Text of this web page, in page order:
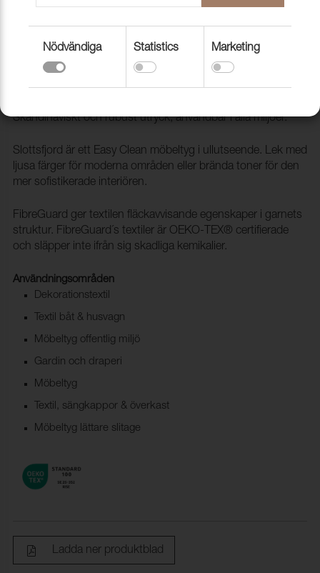
Tyg Slottsfjord 3 Teal
1030714
Skandinaviskt och rubust utryck, användbar i alla miljöer.
Slottsfjord är ett Easy Clean möbeltyg i ullutseende. Lek med
ljusa färger för moderna områden eller brända toner för den
mer sofistikerade interiören.
FibreGuard ger textilen fläckavvisande egenskaper i garnets
struktur. FibreGuard´s textiler är OEKO-TEX® certifierade
och släpper inte ifrån sig skadliga kemikalier.
Användningsområden
Dekorationstextil
Textil båt & husvagn
Möbeltyg offentlig miljö
Gardin och draperi
Möbeltyg
Textil, sängkappor & överkast
Möbeltyg lättare slitage
Ladda ner produktblad
Nödvändiga Statistics Marketing